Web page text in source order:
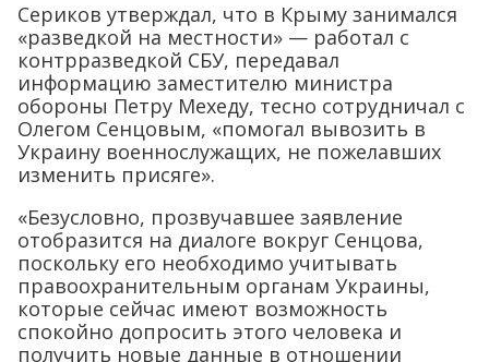
Сериков утверждал, что в Крыму занимался
«разведкой на местности» — работал с
контрразведкой СБУ, передавал
информацию заместителю министра
обороны Петру Мехеду, тесно сотрудничал с
Олегом Сенцовым, «помогал вывозить в
Украину военнослужащих, не пожелавших
изменить присяге».
«Безусловно, прозвучавшее заявление
отобразится на диалоге вокруг Сенцова,
поскольку его необходимо учитывать
правоохранительным органам Украины,
которые сейчас имеют возможность
спокойно допросить этого человека и
получить новые данные в отношении